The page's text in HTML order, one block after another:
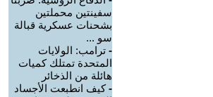
سفينتين محملتين
بشحنات عسكرية قبالة
سو ...
- ترامب: الولايات
المتحدة تمتلك كميات
هائلة من الذخائر
-كيف انطبعت الأجساد